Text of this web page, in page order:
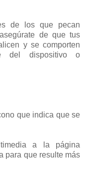
de los que pecan
de que tus
y se comporten
del dispositivo o
que indica que se
a la página
para que resulte más